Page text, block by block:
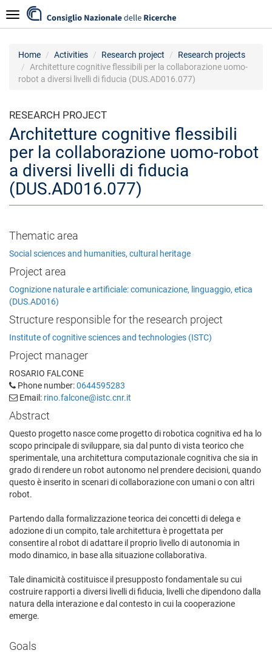
to
main
Navigazione
Home Activities Research project
Research projects
Architetture cognitive flessibili per la collaborazione uomo-
robot a diversi livelli di fiducia (DUS.AD016.077)
RESEARCH PROJECT
Architetture cognitive flessibili
per la collaborazione uomo-robot
a diversi livelli di fiducia
(DUS.AD016.077)
Thematic area
Social sciences and humanities, cultural heritage
Project area
Cognizione naturale e artificiale: comunicazione, linguaggio, etica
(DUS.AD016)
Structure responsible for the research project
Institute of cognitive sciences and technologies (ISTC)
Project manager
ROSARIO FALCONE
Phone number:0644595283
Email: rino.falcone@istc.cnr.it
Abstract
Questo progetto nasce come progetto di robotica cognitiva ed ha lo
scopo principale di sviluppare, sia dal punto di vista teorico che
sperimentale, una architettura computazionale cognitiva che sia in
grado di rendere un robot autonomo nel prendere decisioni, quando
questo è inserito in scenari di collaborazione con umani o con altri
robot.
Partendo dalla formalizzazione teorica dei concetti di delega e
adozione di un compito, tale architettura è progettata per
consentire al robot di adattare il proprio livello di autonomia in
modo dinamico, in base alla situazione collaborativa.
Tale dinamicità costituisce il presupposto fondamentale su cui
costruire rapporti a diversi livelli di fiducia, livelli che dipendono dalla
natura della interazione e dal contesto in cui la cooperazione
emerge.
Goals